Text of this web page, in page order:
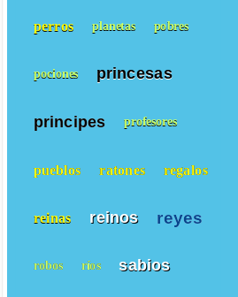
perros planetas pobres
pociones princesas
principes profesores
pueblos ratones regalos
reinas reinos reyes
robos ríos sabios